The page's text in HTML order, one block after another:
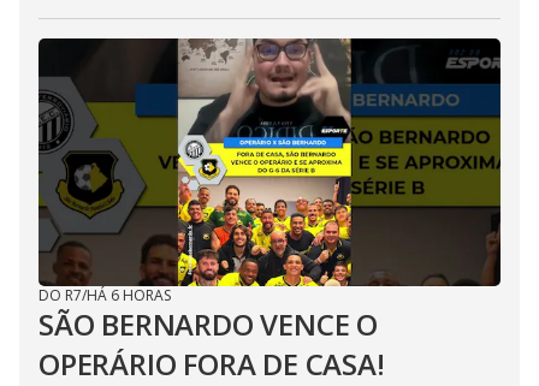
DO R7/HÁ 6 HORAS
SÃO BERNARDO VENCE O
OPERÁRIO FORA DE CASA!